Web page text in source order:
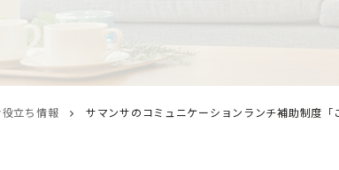
役立ち情報 サマンサのコミュニケーションランチ補助制度